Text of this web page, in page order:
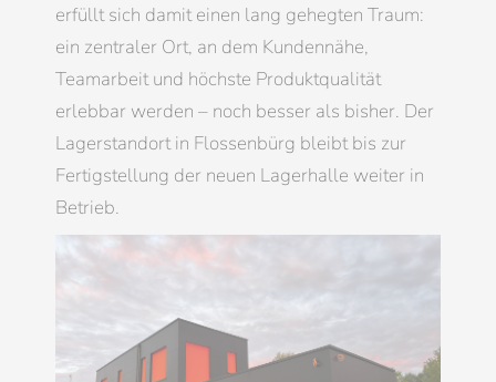
erfüllt sich damit einen lang gehegten Traum:
ein zentraler Ort, an dem Kundennähe,
Teamarbeit und höchste Produktqualität
erlebbar werden – noch besser als bisher. Der
Lagerstandort in Flossenbürg bleibt bis zur
Fertigstellung der neuen Lagerhalle weiter in
Betrieb.